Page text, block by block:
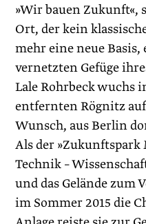
»Wir bauen Zukunft«,
Ort, der kein
mehr eine neue
vernetzten Gefüge
Lale Rohrbeck wuchs
entfernten Rögnitz
Wunsch, aus Berlin
Als der »Zukunftspark
Technik –
und das Gelände zum
im Sommer 2015 die